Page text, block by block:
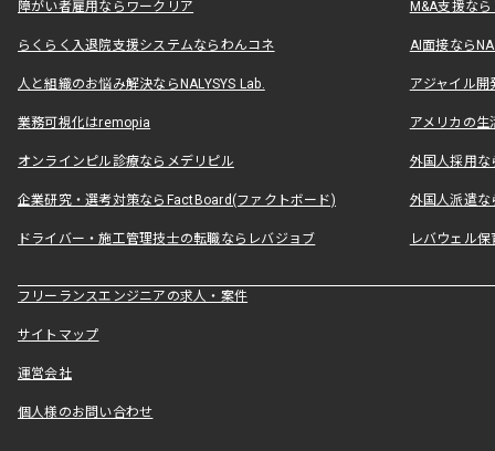
障がい者雇用ならワークリア M&A支援な
らくらく入退院支援システムならわんコネ AI面接なら
人と組織のお悩み解決ならNALYSYS Lab. アジャイル
業務可視化はremopia アメリカの
オンラインピル診療ならメデリピル 外国人採用
企業研究・選考対策ならFactBoard(ファクトボード) 外国人派遣な
ドライバー・施工管理技士の転職ならレバジョブ レバウェル
フリーランスエンジニアの求人・案件
サイトマップ
運営会社
個人様のお問い合わせ